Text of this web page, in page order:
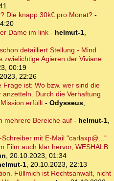
Die knapp 30k€ pro Monat?-
Dame im link- helmut-1,
detailliert Stellung - Mind
zwielichtige Agieren der Viviane
00:19
22:26
Frage ist: Wo bzw. wer sind die
Durch die Verhaftung
erfüllt - Odysseus,
mehrere Bereiche auf- helmut-1,
mit E-Mail "carlaxp@..."
Film auch klar hervor, WESHALB
, 20.10.2023, 01:34
1, 20.10.2023, 22:13
Füllmich ist Rechtsanwalt, nicht